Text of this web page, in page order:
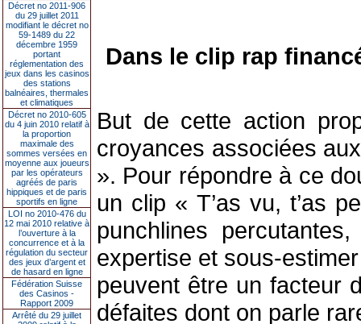
Décret no 2011-906
du 29 juillet 2011
modifiant le décret no
59-1489 du 22
décembre 1959
portant
réglementation des
jeux dans les casinos
des stations
balnéaires, thermales
et climatiques
Décret no 2010-605
du 4 juin 2010 relatif à
la proportion
maximale des
sommes versées en
moyenne aux joueurs
par les opérateurs
agréés de paris
hippiques et de paris
sportifs en ligne
LOI no 2010-476 du
12 mai 2010 relative à
l’ouverture à la
concurrence et à la
régulation du secteur
des jeux d’argent et
de hasard en ligne
Fédération Suisse
des Casinos -
Rapport 2009
Arrêté du 29 juillet
Dans le clip rap
But de cette action
croyances associées
». Pour répondre à ce
un clip « T’as vu, t’as
punchlines
expertise et sous-
peuvent être un facteur
défaites dont on parle